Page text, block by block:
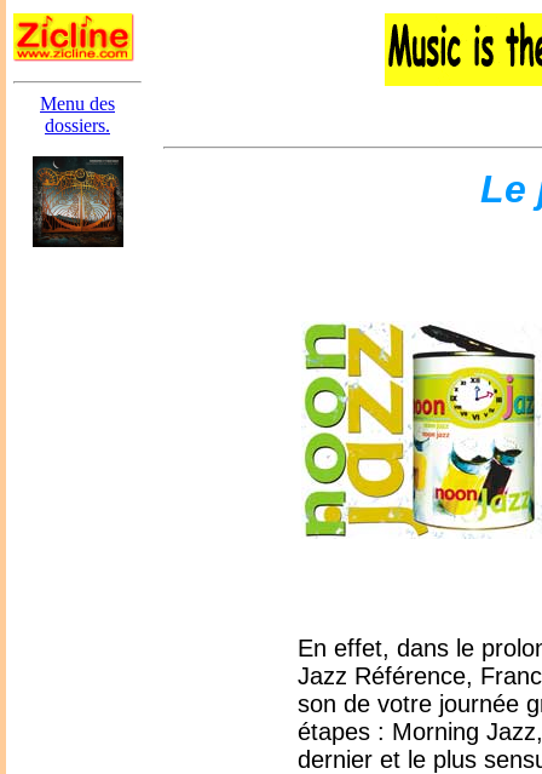
Menu des
dossiers.
Le
En effet, dans le
Jazz Référence,
son de votre journée
étapes : Morning
dernier et le plus